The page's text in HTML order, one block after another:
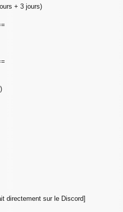
+ 3 jours)
directement sur le Discord]